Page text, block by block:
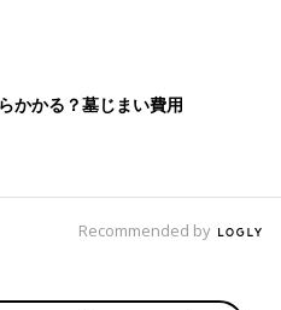
かかる？墓じまい費用
Recommended by